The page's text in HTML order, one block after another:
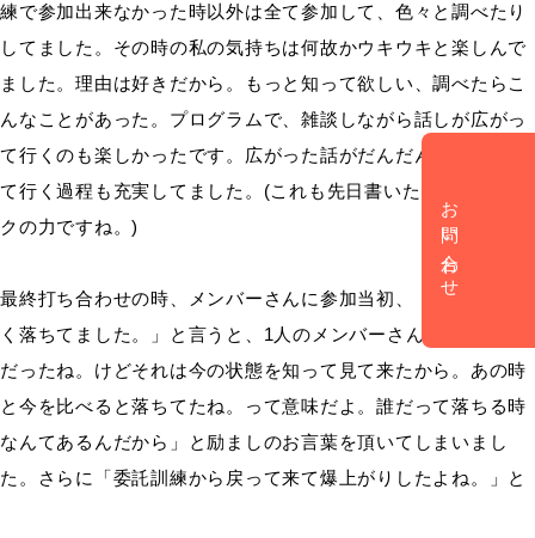
練で参加出来なかった時以外は全て参加して、色々と調べたり
してました。その時の私の気持ちは何故かウキウキと楽しんで
ました。理由は好きだから。もっと知って欲しい、調べたらこ
んなことがあった。プログラムで、雑談しながら話しが広がっ
て行くのも楽しかったです。広がった話がだんだんと形になっ
て行く過程も充実してました。(これも先日書いたグループワー
クの力ですね。)
最終打ち合わせの時、メンバーさんに参加当初、「私ものすご
く落ちてました。」と言うと、1人のメンバーさんから「そう
だったね。けどそれは今の状態を知って見て来たから。あの時
と今を比べると落ちてたね。って意味だよ。誰だって落ちる時
なんてあるんだから」と励ましのお言葉を頂いてしまいまし
た。さらに「委託訓練から戻って来て爆上がりしたよね。」と
お問い合わせ